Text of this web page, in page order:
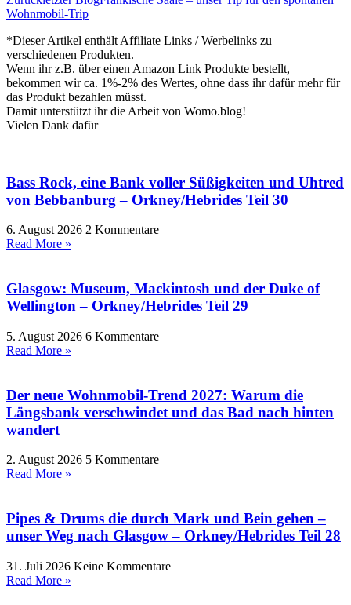
Wohnmobil-Trip
*Dieser Artikel enthält Affiliate Links / Werbelinks zu
verschiedenen Produkten.
Wenn ihr z.B. über einen Amazon Link Produkte bestellt,
bekommen wir ca. 1%-2% des Wertes, ohne dass ihr dafür mehr für
das Produkt bezahlen müsst.
Damit unterstützt ihr die Arbeit von Womo.blog!
Vielen Dank dafür
Bass Rock, eine Bank voller Süßigkeiten und Uhtred
von Bebbanburg – Orkney/Hebrides Teil 30
6. August 2026 2 Kommentare
Read More »
Glasgow: Museum, Mackintosh und der Duke of
Wellington – Orkney/Hebrides Teil 29
5. August 2026 6 Kommentare
Read More »
Der neue Wohnmobil-Trend 2027: Warum die
Längsbank verschwindet und das Bad nach hinten
wandert
2. August 2026 5 Kommentare
Read More »
Pipes & Drums die durch Mark und Bein gehen –
unser Weg nach Glasgow – Orkney/Hebrides Teil 28
31. Juli 2026 Keine Kommentare
Read More »